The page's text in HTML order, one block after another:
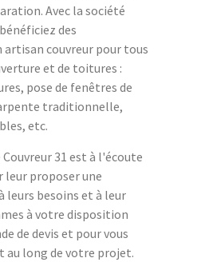
Avec la société
des
artisan couvreur pour tous
et de toitures :
pose de fenêtres de
traditionnelle,
etc.
31 est à l'écoute
leur proposer une
leurs besoins et à leur
à votre disposition
de devis et pour vous
au long de votre projet.